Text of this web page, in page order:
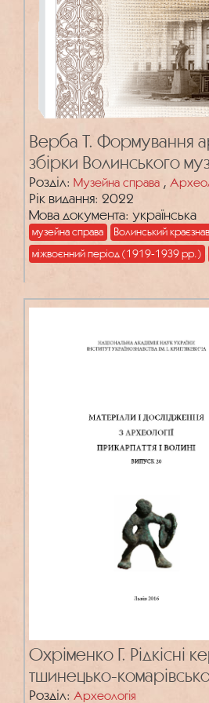
Верба Т. Формування
збірки Волинського
Розділ: Музейна справа ,
Рік видання: 2022
Мова документа: українська
музейна справа
Волинський
міжвоєнний період (1919-1939 рр.)
Охріменко Г. Рідкісні
тшинецько-
Розділ: Археологія